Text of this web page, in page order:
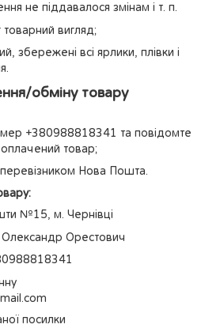
не піддавалося змінам і т. п.
товарний вигляд;
збережені всі ярлики, плівки і
обміну товару
+380988818341 та повідомте
товар;
Нова Пошта.
№15, м. Чернівці
Орестович
посилки